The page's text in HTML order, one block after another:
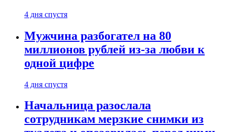
4 дня спустя
Мужчина разбогател на 80
миллионов рублей из-за любви к
одной цифре
4 дня спустя
Начальница разослала
сотрудникам мерзкие снимки из